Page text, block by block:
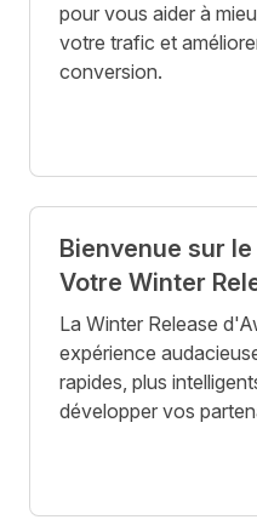
pour vous aider à
votre trafic et
conversion.
Bienvenue sur
Votre Winter
La Winter Release
expérience
rapides, plus
développer vos